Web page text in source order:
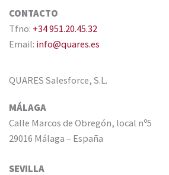
CONTACTO
Tfno: +34 951.20.45.32
Email: info@quares.es
QUARES Salesforce, S.L.
MÁLAGA
Calle Marcos de Obregón, local nº5
29016 Málaga – España
SEVILLA